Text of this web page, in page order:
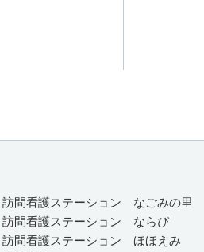
訪問看護ステーション なごみの里
訪問看護ステーション ならび
訪問看護ステーション ほほえみ